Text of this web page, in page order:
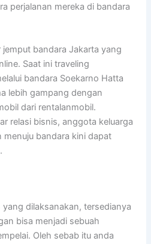
perjalanan mereka di bandara
bandara Jakarta yang
Saat ini traveling
bandara Soekarno Hatta
lebih gampang dengan
dari rentalanmobil.
relasi bisnis, anggota keluarga
menuju bandara kini dapat
dilaksanakan, tersedianya
bisa menjadi sebuah
Oleh sebab itu anda